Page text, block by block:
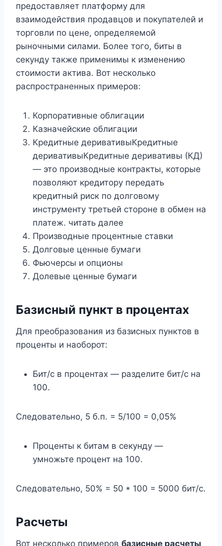
предоставляет платформу для
взаимодействия продавцов и покупателей и
торговли по цене, определяемой
рыночными силами. Более того, биты в
секунду также применимы к изменению
стоимости актива. Вот несколько
распространенных примеров:
Корпоративные облигации
Казначейские облигации
Кредитные деривативыКредитные
деривативыКредитные деривативы (КД)
— это производные контракты, которые
позволяют кредитору передать
кредитный риск по долговому
инструменту третьей стороне в обмен на
платеж. читать далее
Производные процентные ставки
Долговые ценные бумаги
Фьючерсы и опционы
Долевые ценные бумаги
Базисный пункт в процентах
Для преобразования из базисных пунктов в
проценты и наоборот:
Бит/с в процентах — разделите бит/с на
100.
Следовательно, 5 б.п. = 5/100 = 0,05%
Проценты к битам в секунду —
умножьте процент на 100.
Следовательно, 50% = 50 * 100 = 5000 бит/с.
Расчеты
Вот несколько примеров базисные расчеты